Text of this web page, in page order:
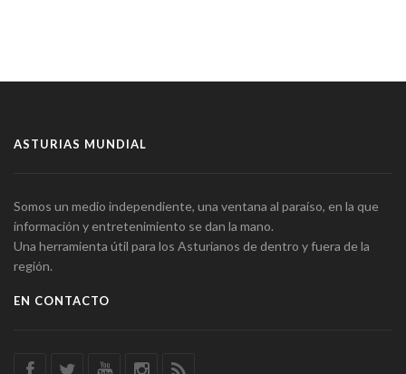
ASTURIAS MUNDIAL
Somos un medio independiente, una ventana al paraíso, en la que
información y entretenimiento se dan la mano.
Una herramienta útil para los Asturianos de dentro y fuera de la
región.
EN CONTACTO